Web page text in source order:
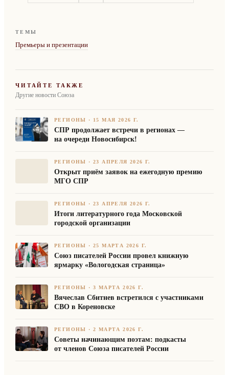
ТЕМЫ
Премьеры и презентации
ЧИТАЙТЕ ТАКЖЕ
Другие новости Союза
РЕГИОНЫ · 15 МАЯ 2026 Г.
СПР продолжает встречи в регионах —
на очереди Новосибирск!
РЕГИОНЫ ·23 АПРЕЛЯ 2026 Г.
Открыт приём заявок на ежегодную премию
МГО СПР
РЕГИОНЫ ·23 АПРЕЛЯ 2026 Г.
Итоги литературного года Московской
городской организации
РЕГИОНЫ ·25 МАРТА 2026 Г.
Союз писателей России провел книжную
ярмарку «Вологодская страница»
РЕГИОНЫ ·3 МАРТА 2026 Г.
Вячеслав Сбитнев встретился с участниками
СВО в Кореновске
РЕГИОНЫ ·2 МАРТА 2026 Г.
Советы начинающим поэтам: подкасты
от членов Союза писателей России